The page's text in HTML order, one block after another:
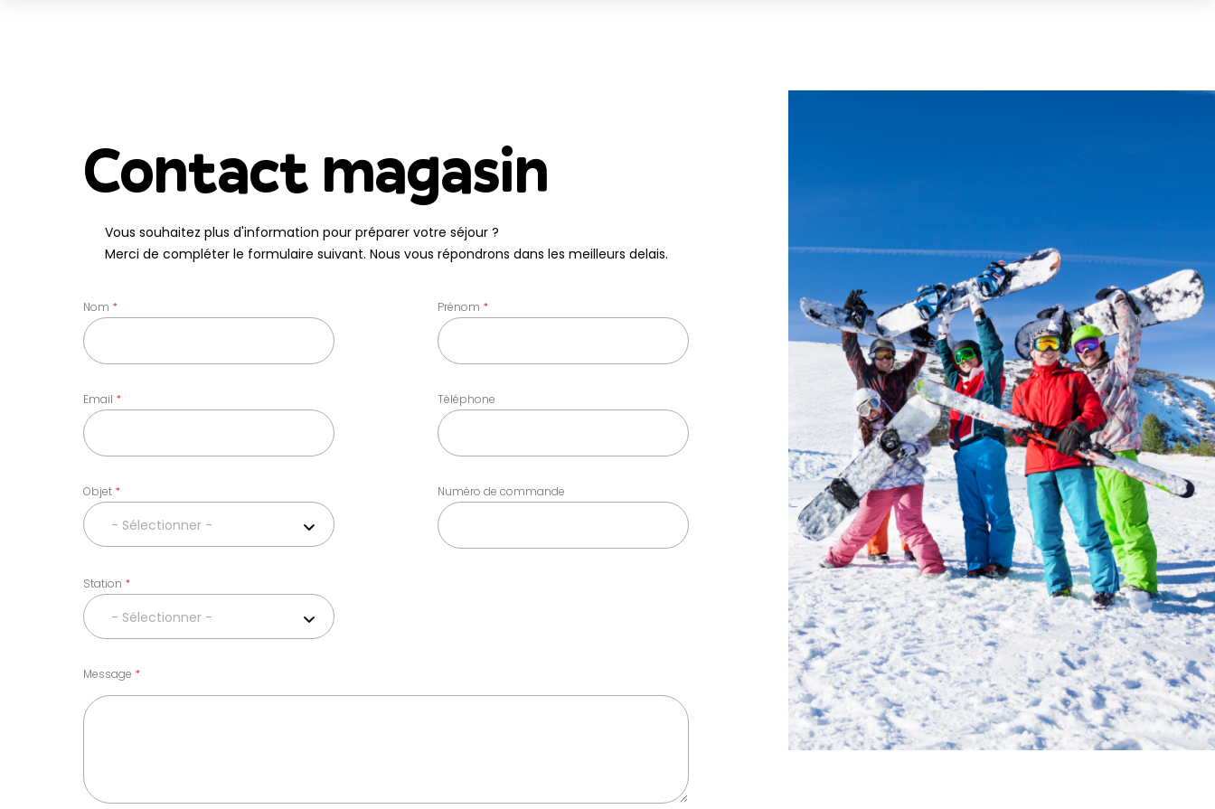
Contact magasin
Vous souhaitez plus d'information pour préparer votre séjour ?
Merci de compléter le formulaire suivant. Nous vous répondrons dans les meilleurs delais.
Nom Prénom
Email Téléphone
Objet
- Sélectionner -
Numéro de commande
Station
- Sélectionner -
Message